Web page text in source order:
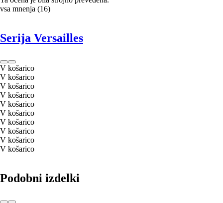
vsa mnenja (16)
Serija Versailles
V košarico
V košarico
V košarico
V košarico
V košarico
V košarico
V košarico
V košarico
V košarico
V košarico
Podobni izdelki